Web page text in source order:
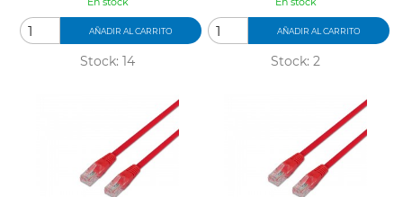
AÑADIR AL CARRITO
Stock: 14
AÑADIR AL CARRITO
Stock: 2